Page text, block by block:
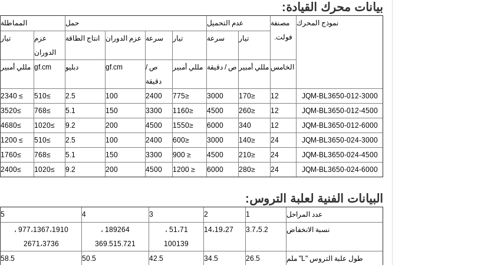
بيانات محرك القيادة:
نموذج المحرك
مصنفة
فولت.
عدم التحميل حمل
المماطلة
تيار
سرعة تيار سرعة عزم الدوران انتاج الطاقة
عزم
الدوران
تيار
الخامس مللي أمبير ص / دقيقة مللي أمبير
ص /
دقيقة
gf.cm دبليو gf.cm مللي أمبير
JQM-BL3650-012-3000
12
≤170
3000
≤775
2400
100
2.5
≥510
≥ 2340
JQM-BL3650-012-4500
12
≤260
4500
≤1160
3300
150
5.1
≥768
≥3520
JQM-BL3650-012-6000
12
340
6000
≤1550
4500
200
9.2
≥1020
≥4680
JQM-BL3650-024-3000
24
≤140
3000
≤600
2400
100
2.5
≥510
≥ 1200
JQM-BL3650-024-4500
24
≤210
4500
≤ 900
3300
150
5.1
≥768
≥1760
JQM-BL3650-024-6000
24
≤280
6000
≤ 1200
4500
200
9.2
≥1020
≥2400
البيانات الفنية لعلبة التروس:
عدد المراحل 1
2
3
4
5
نسبة الانخفاض
3.7،5.2 14،19،27
51،71 ،
100139
189264 ،
369.515.721
977،1367،1910 ،
2671،3736
طول علبة التروس "L" ملم
26.5
34.5
42.5
50.5
58.5